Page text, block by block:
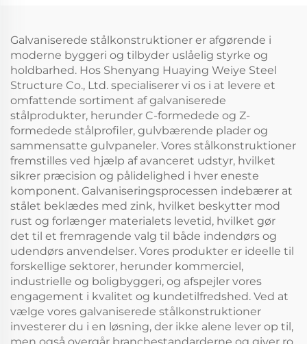
Galvaniserede stålkonstruktioner er afgørende i
moderne byggeri og tilbyder uslåelig styrke og
holdbarhed. Hos Shenyang Huaying Weiye Steel
Structure Co., Ltd. specialiserer vi os i at levere et
omfattende sortiment af galvaniserede
stålprodukter, herunder C-formedede og Z-
formedede stålprofiler, gulvbærende plader og
sammensatte gulvpaneler. Vores stålkonstruktioner
fremstilles ved hjælp af avanceret udstyr, hvilket
sikrer præcision og pålidelighed i hver eneste
komponent. Galvaniseringsprocessen indebærer at
stålet beklædes med zink, hvilket beskytter mod
rust og forlænger materialets levetid, hvilket gør
det til et fremragende valg til både indendørs og
udendørs anvendelser. Vores produkter er ideelle til
forskellige sektorer, herunder kommerciel,
industrielle og boligbyggeri, og afspejler vores
engagement i kvalitet og kundetilfredshed. Ved at
vælge vores galvaniserede stålkonstruktioner
investerer du i en løsning, der ikke alene lever op til,